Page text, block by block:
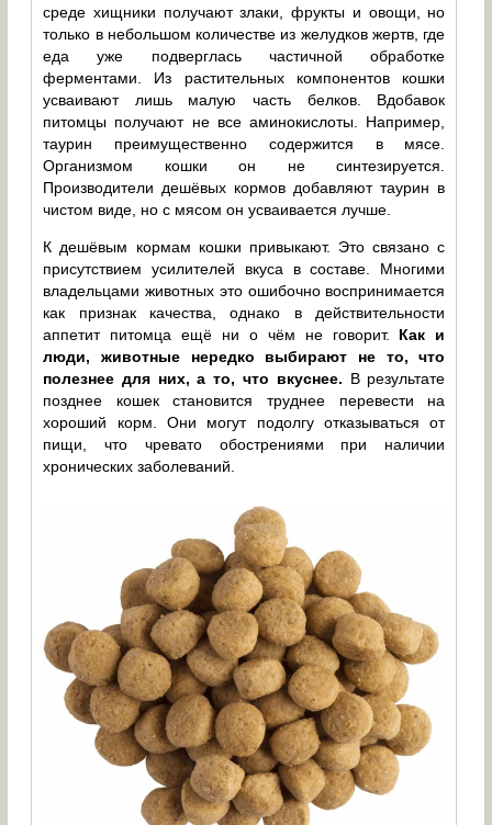
среде хищники получают злаки, фрукты и овощи, но
только в небольшом количестве из желудков жертв, где
еда уже подверглась частичной обработке
ферментами. Из растительных компонентов кошки
усваивают лишь малую часть белков. Вдобавок
питомцы получают не все аминокислоты. Например,
таурин преимущественно содержится в мясе.
Организмом кошки он не синтезируется.
Производители дешёвых кормов добавляют таурин в
чистом виде, но с мясом он усваивается лучше.
К дешёвым кормам кошки привыкают. Это связано с
присутствием усилителей вкуса в составе. Многими
владельцами животных это ошибочно воспринимается
как признак качества, однако в действительности
аппетит питомца ещё ни о чём не говорит. Как и
люди, животные нередко выбирают не то, что
полезнее для них, а то, что вкуснее. В результате
позднее кошек становится труднее перевести на
хороший корм. Они могут подолгу отказываться от
пищи, что чревато обострениями при наличии
хронических заболеваний.